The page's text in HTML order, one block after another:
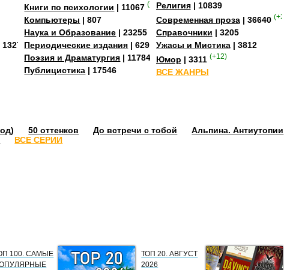
13273
Книги по психологии | 11067 (+3)
Компьютеры | 807
Наука и Образование | 23255
Периодические издания | 629
Поэзия и Драматургия | 11784
Публицистика | 17546
Религия| 10839
Современная проза| 36640 (+2)
Справочники | 3205
Ужасы и Мистика| 3812
Юмор | 3311 (+12)
ВСЕ ЖАНРЫ
50 оттенков До встречи с тобой
Альпина. Антиутопии
ВСЕ СЕРИИ
100. САМЫЕ
ТОП 20. АВГУСТ
2026